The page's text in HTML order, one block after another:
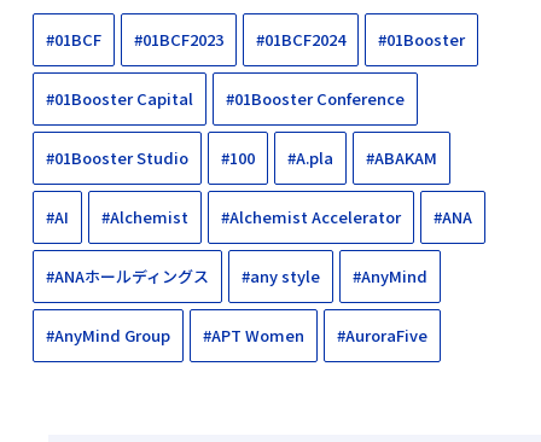
#01BCF #01BCF2023 #01BCF2024 #01Booster
#01Booster Capital #01Booster Conference
#01Booster Studio #100 #A.pla #ABAKAM
#AI #Alchemist #Alchemist Accelerator #ANA
#ANAホールディングス #any style #AnyMind
#AnyMind Group #APT Women #AuroraFive